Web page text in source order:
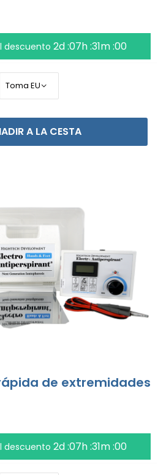
descuento 2d :07h :30m :59
A LA CESTA
de extremidades
descuento 2d :07h :30m :59